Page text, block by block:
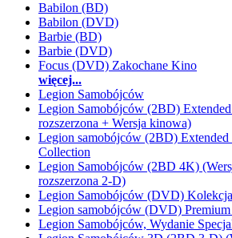
Babilon (BD)
Babilon (DVD)
Barbie (BD)
Barbie (DVD)
Focus (DVD) Zakochane Kino
więcej...
Legion Samobójców
Legion Samobójców (2BD)
rozszerzona + Wersja kinowa)
Legion samobójców (2BD) Extended
Collection
Legion Samobójców (2BD 4K)
rozszerzona 2-D)
Legion Samobójców (DVD)
Legion samobójców (DVD)
Legion Samobójców, Wydanie